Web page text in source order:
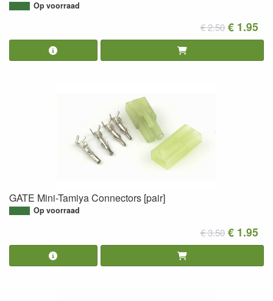
Op voorraad
€ 2.50 € 1.95
GATE Mini-Tamiya Connectors [pair]
Op voorraad
€ 3.50 € 1.95